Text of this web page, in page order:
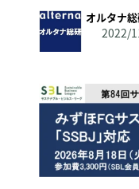
オルタナ
2022/